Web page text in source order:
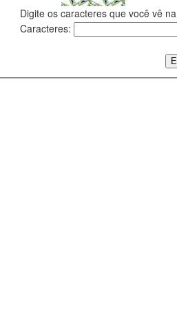
Digite os caracteres que você vê
Caracteres: